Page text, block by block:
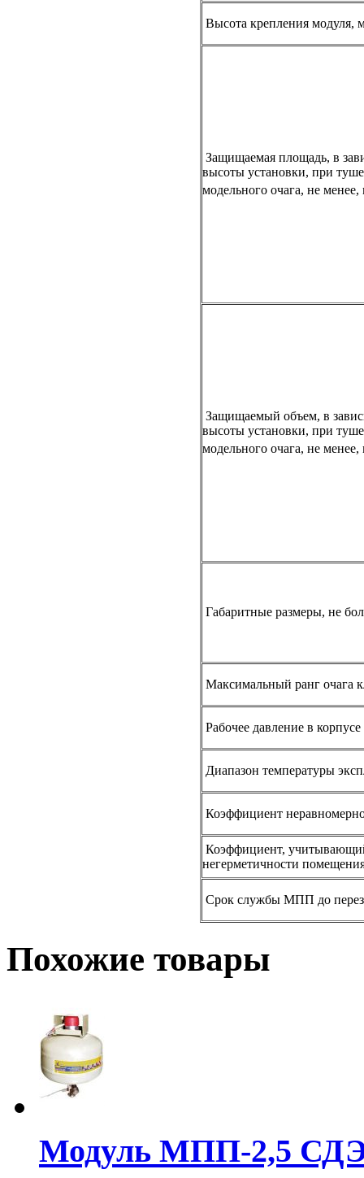
Высота крепления модуля,
Защищаемая площадь, в
высоты установки, при
модельного очага, не
Защищаемый объем, в
высоты установки, при
модельного очага, не
Габаритные размеры, не
Максимальный ранг очага
Рабочее давление в
Диапазон температуры
Коэффициент
Коэффициент,
негерметичности
Срок службы МПП до
Похожие товары
Модуль МПП-2,5